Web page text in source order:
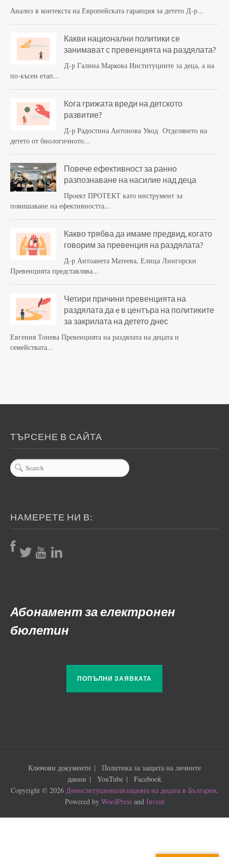
Анализ в контекста на Европейската гаранция за детето Д-р...
Какви национални политики се
занимават с превенцията на раздялата?
Д-р Галина Маркова Институциите за деца, а на
по-късен етап...
Кога грижата вреди на детското
развитие?
Д-р Радостина Антонова Увод Отделянето на
детето от биологичното...
Повече ефективност за ранно
разпознаване на насилие над деца
Проект ПРОТЕКТ като инструмент за
повишаване на ефективността...
Какво трябва да имаме предвид, когато
говорим за превенция на раздялата?
Д-р Антоанета Матеева, Елица Лингорски
Превенцията представлява...
Четири причини превенцията на
раздялата да e в центъра на политиките
за закрилата на детето днес
Евгения Тонева Превенцията на раздялата на децата и
семействата...
ТЪРСЕНЕ В САЙТА
НАМЕРЕТЕ НИ В:
Абонамент за електронен
бюлетин
ПОПЪЛНИ ЗАЯВКАТА
Ключови документи
Политика за защита на личните
данни
YouTube
Facebook
Copyright © 2026 Деинституционализацията на децата в България.
Powered by WordPressand Invent